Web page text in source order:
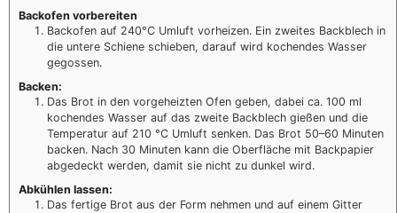
Backofen vorbereiten
Backofen auf 240°C Umluft vorheizen. Ein zweites Backblech in
die untere Schiene schieben, darauf wird kochendes Wasser
gegossen.
Backen:
Das Brot in den vorgeheizten Ofen geben, dabei ca. 100 ml
kochendes Wasser auf das zweite Backblech gießen und die
Temperatur auf 210 °C Umluft senken. Das Brot 50–60 Minuten
backen. Nach 30 Minuten kann die Oberfläche mit Backpapier
abgedeckt werden, damit sie nicht zu dunkel wird.
Abkühlen lassen:
Das fertige Brot aus der Form nehmen und auf einem Gitter